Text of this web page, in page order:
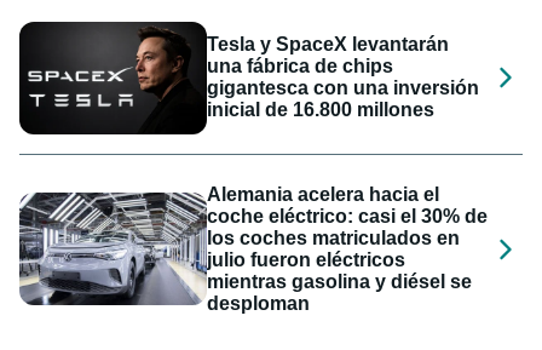
Tesla y SpaceX levantarán
una fábrica de chips
gigantesca con una inversión
inicial de 16.800 millones
Alemania acelera hacia el
coche eléctrico: casi el 30% de
los coches matriculados en
julio fueron eléctricos
mientras gasolina y diésel se
desploman